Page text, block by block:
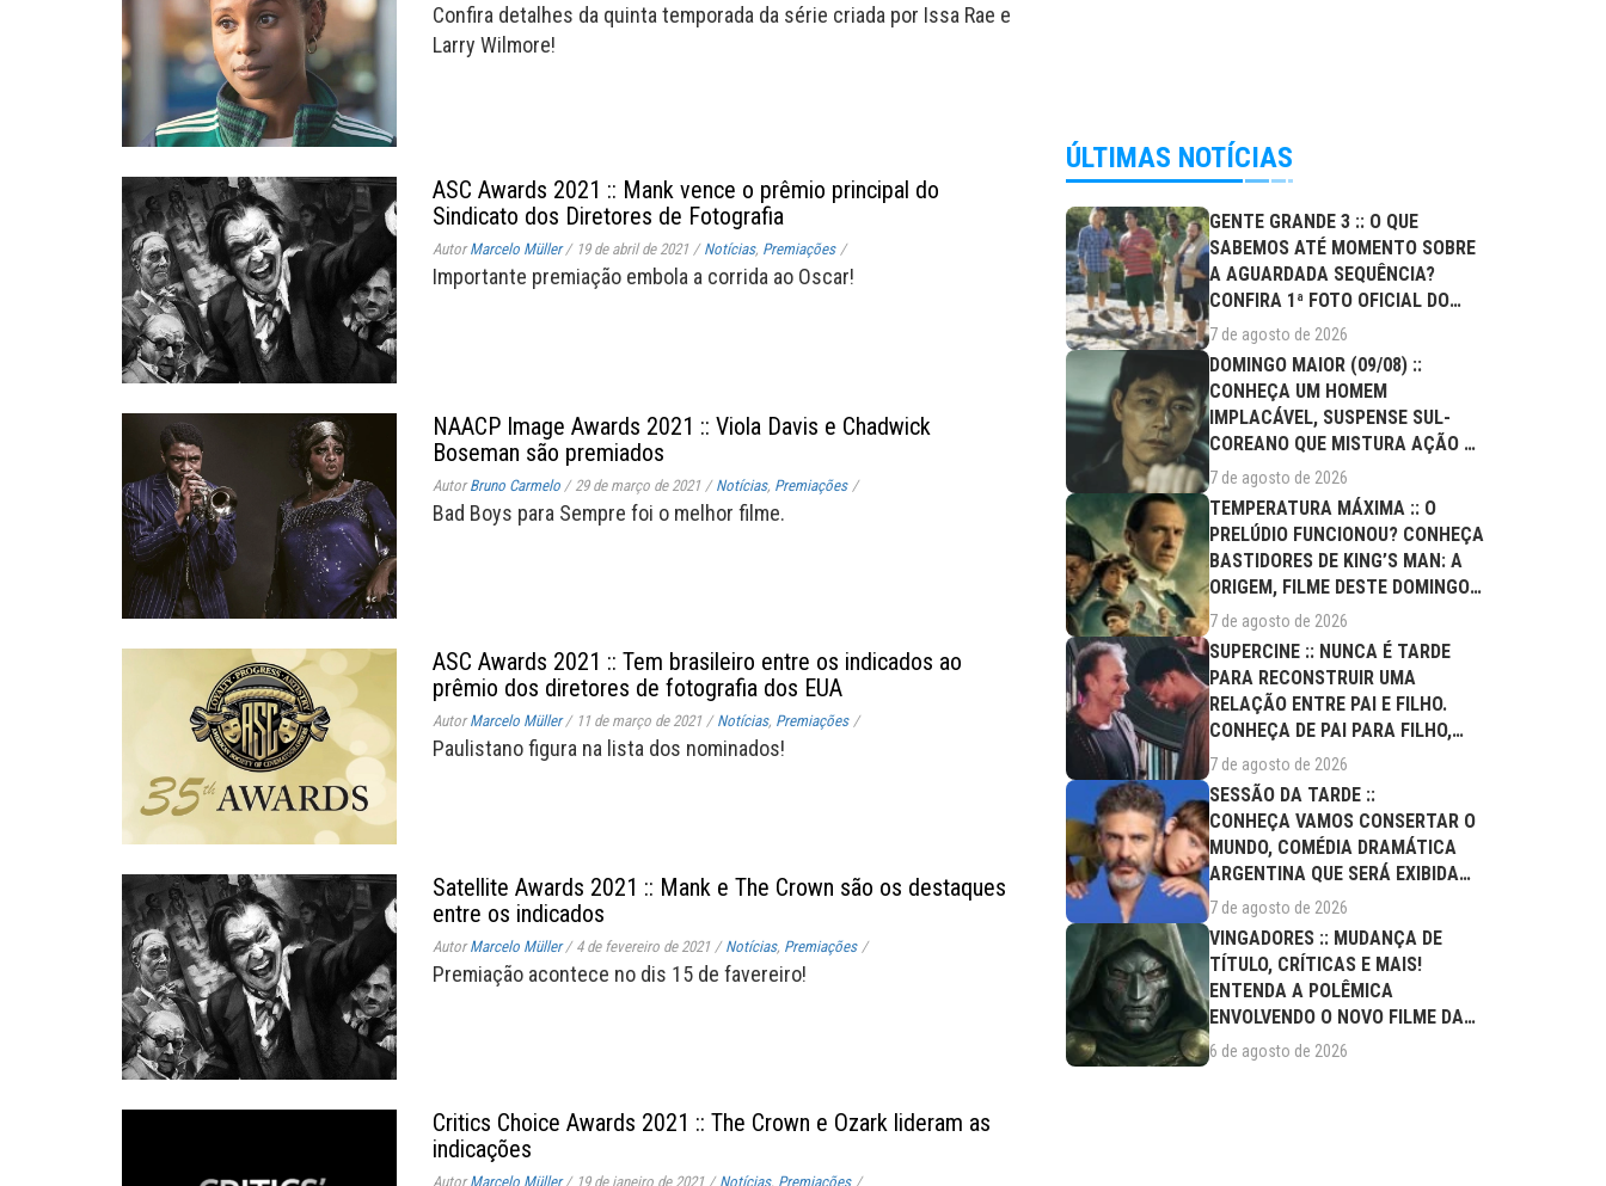
Confira detalhes da quinta temporada da série criada por Issa Rae e
Larry Wilmore!
ASC Awards 2021 :: Mank vence o prêmio principal do
Sindicato dos Diretores de Fotografia
AutorMarcelo Müller / 19 de abril de 2021 / Notícias, Premiações /
Importante premiação embola a corrida ao Oscar!
NAACP Image Awards 2021 :: Viola Davis e Chadwick
Boseman são premiados
AutorBruno Carmelo / 29 de março de 2021 / Notícias, Premiações /
Bad Boys para Sempre foi o melhor filme.
ASC Awards 2021 :: Tem brasileiro entre os indicados ao
prêmio dos diretores de fotografia dos EUA
AutorMarcelo Müller / 11 de março de 2021 / Notícias, Premiações /
Paulistano figura na lista dos nominados!
Satellite Awards 2021 :: Mank e The Crown são os destaques
entre os indicados
AutorMarcelo Müller / 4 de fevereiro de 2021 / Notícias, Premiações /
Premiação acontece no dis 15 de favereiro!
Critics Choice Awards 2021 :: The Crown e Ozark lideram as
indicações
AutorMarcelo Müller / 19 de janeiro de 2021 / Notícias, Premiações /
ÚLTIMAS NOTÍCIAS
GENTE GRANDE 3 :: O QUE
SABEMOS ATÉ MOMENTO SOBRE
A AGUARDADA SEQUÊNCIA?
CONFIRA 1ª FOTO OFICIAL DO
ELENCO!
7 de agosto de 2026
DOMINGO MAIOR (09/08) ::
CONHEÇA UM HOMEM
IMPLACÁVEL, SUSPENSE SUL-
COREANO QUE MISTURA AÇÃO E
DRAMA FAMILIAR
7 de agosto de 2026
TEMPERATURA MÁXIMA :: O
PRELÚDIO FUNCIONOU? CONHEÇA
BASTIDORES DE KING’S MAN: A
ORIGEM, FILME DESTE DOMINGO
(09/08)
7 de agosto de 2026
SUPERCINE :: NUNCA É TARDE
PARA RECONSTRUIR UMA
RELAÇÃO ENTRE PAI E FILHO.
CONHEÇA DE PAI PARA FILHO,
FILME DESTE...
7 de agosto de 2026
SESSÃO DA TARDE ::
CONHEÇA VAMOS CONSERTAR O
MUNDO, COMÉDIA DRAMÁTICA
ARGENTINA QUE SERÁ EXIBIDA
NESTA SEXTA (07/08)
7 de agosto de 2026
VINGADORES :: MUDANÇA DE
TÍTULO, CRÍTICAS E MAIS!
ENTENDA A POLÊMICA
ENVOLVENDO O NOVO FILME DA
MARVEL
6 de agosto de 2026